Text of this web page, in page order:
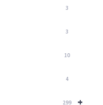
3
3
10
4
+
299